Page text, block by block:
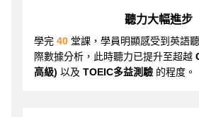
聽力大幅進步
學完 40 堂課，學員明顯感受到英語
際數據分析，此時聽力已提升至超越
高級) 以及 TOEIC多益測驗 的程度。